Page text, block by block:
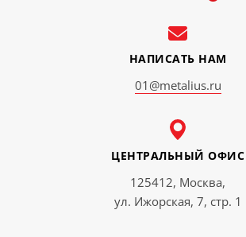
ЦЕНТРАЛЬНЫЙ ОФИС
125412, Москва,
ул. Ижорская, 7, стр. 1
НАПИСАТЬ НАМ
01@metalius.ru